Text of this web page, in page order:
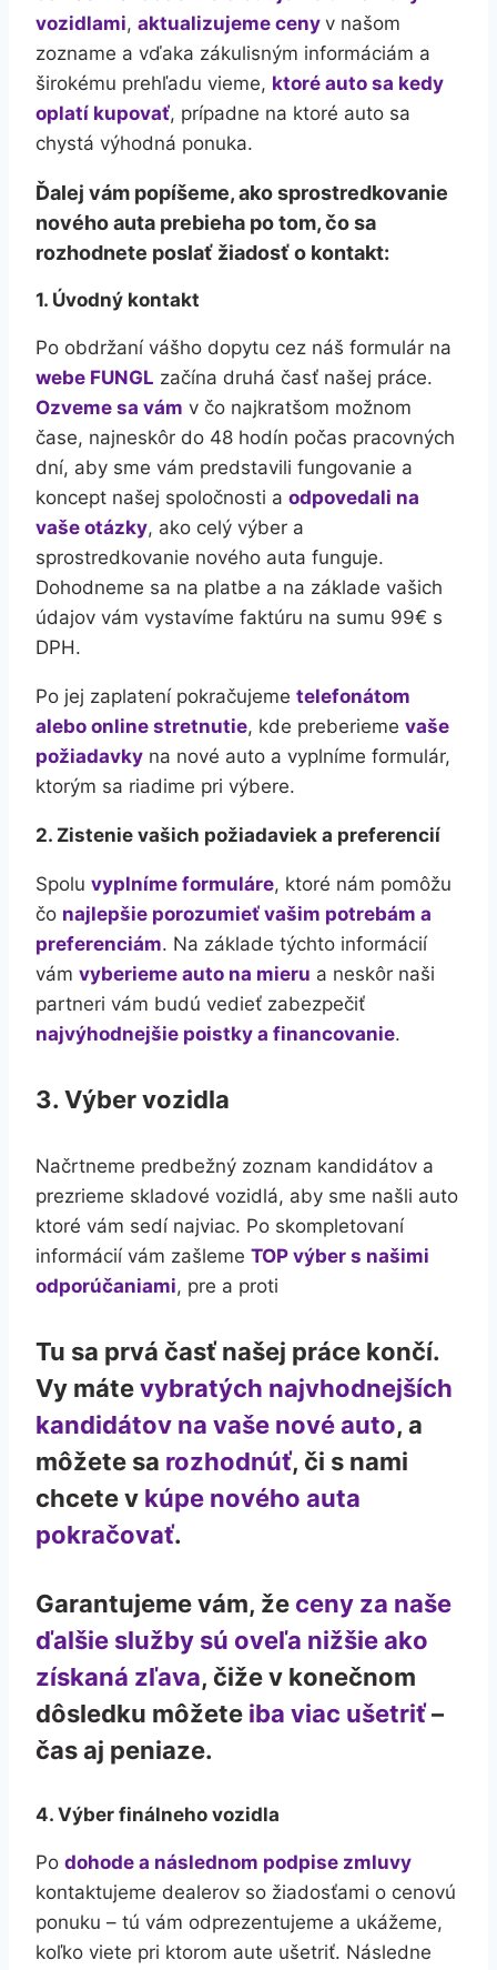
vozidlami, aktualizujeme ceny v našom
zozname a vďaka zákulisným informáciám a
širokému prehľadu vieme, ktoré auto sa kedy
oplatí kupovať, prípadne na ktoré auto sa
chystá výhodná ponuka.
Ďalej vám popíšeme, ako sprostredkovanie
nového auta prebieha po tom, čo sa
rozhodnete poslať žiadosť o kontakt:
1. Úvodný kontakt
Po obdržaní vášho dopytu cez náš formulár na
webe FUNGL začína druhá časť našej práce.
Ozveme sa vám v čo najkratšom možnom
čase, najneskôr do 48 hodín počas pracovných
dní, aby sme vám predstavili fungovanie a
koncept našej spoločnosti a odpovedali na
vaše otázky, ako celý výber a
sprostredkovanie nového auta funguje.
Dohodneme sa na platbe a na základe vašich
údajov vám vystavíme faktúru na sumu 99€ s
DPH.
Po jej zaplatení pokračujeme telefonátom
alebo online stretnutie, kde preberieme vaše
požiadavky na nové auto a vyplníme formulár,
ktorým sa riadime pri výbere.
2. Zistenie vašich požiadaviek a preferencií
Spolu vyplníme formuláre, ktoré nám pomôžu
čo najlepšie porozumieť vašim potrebám a
preferenciám. Na základe týchto informácií
vám vyberieme auto na mieru a neskôr naši
partneri vám budú vedieť zabezpečiť
najvýhodnejšie poistky a financovanie.
3. Výber vozidla
Načrtneme predbežný zoznam kandidátov a
prezrieme skladové vozidlá, aby sme našli auto
ktoré vám sedí najviac. Po skompletovaní
informácií vám zašleme TOP výber s našimi
odporúčaniami, pre a proti
Tu sa prvá časť našej práce končí.
Vy mátevybratých najvhodnejších
kandidátov na vaše nové auto, a
môžete sa rozhodnúť, či s nami
chcete v kúpe nového auta
pokračovať.
Garantujeme vám, že ceny za naše
ďalšie služby sú oveľa nižšie ako
získaná zľava, čiže v konečnom
dôsledku môžete iba viac ušetriť–
čas aj peniaze.
4. Výber finálneho vozidla
Po dohode a následnom podpise zmluvy
kontaktujeme dealerov so žiadosťami o cenovú
ponuku – tú vám odprezentujeme a ukážeme,
koľko viete pri ktorom aute ušetriť. Následne